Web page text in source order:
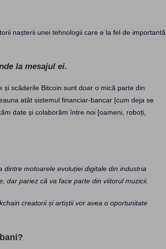
nașterii unei tehnologii care e la fel de importantă
la mesajul ei.
scăderile Bitcoin sunt doar o mică parte din
atât sistemul financiar-bancar [cum deja se
date și colaborăm între noi [oameni, roboți,
motoarele evoluției digitale din industria
dar pariez că va face parte din viitorul muzicii.
creatorii și artiștii vor avea o oportunitate